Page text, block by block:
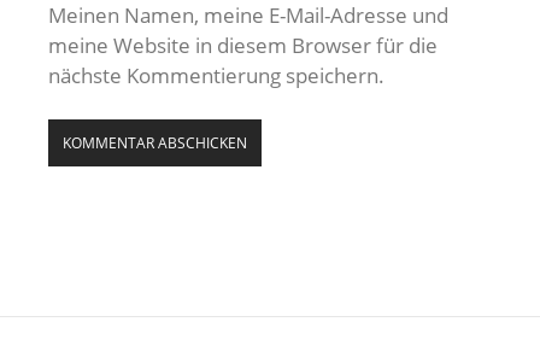
Meinen Namen, meine E-Mail-Adresse und
meine Website in diesem Browser für die
nächste Kommentierung speichern.